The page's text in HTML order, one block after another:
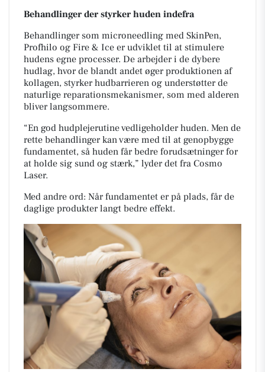
Behandlinger der styrker huden indefra
Behandlinger som microneedling med SkinPen,
Profhilo og Fire & Ice er udviklet til at stimulere
hudens egne processer. De arbejder i de dybere
hudlag, hvor de blandt andet øger produktionen af
kollagen, styrker hudbarrieren og understøtter de
naturlige reparationsmekanismer, som med alderen
bliver langsommere.
“En god hudplejerutine vedligeholder huden. Men de
rette behandlinger kan være med til at genopbygge
fundamentet, så huden får bedre forudsætninger for
at holde sig sund og stærk,” lyder det fra Cosmo
Laser.
Med andre ord: Når fundamentet er på plads, får de
daglige produkter langt bedre effekt.